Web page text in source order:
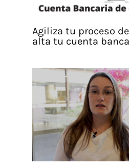
Agiliza tu proceso
alta tu cuenta